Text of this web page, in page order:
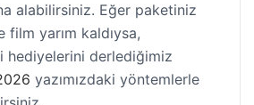
alabilirsiniz. Eğer paketiniz
yarım kaldıysa,
hediyelerini derlediğimiz
yazımızdaki yöntemlerle